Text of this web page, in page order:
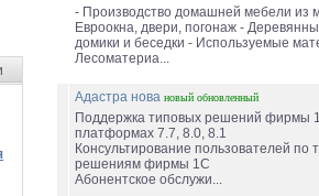
- Производство домашней мебели из
Евроокна, двери, погонаж -
домики и беседки - Используемые
Лесоматериа...
Адастра нова новый обновленный
Поддержка типовых решений фирмы
платформах 7.7, 8.0, 8.1
Консультирование пользователей по
решениям фирмы 1С
Абонентское обслужи...